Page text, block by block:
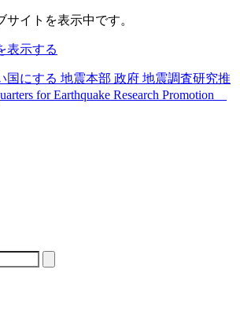
サイトを表示中です。
表示する